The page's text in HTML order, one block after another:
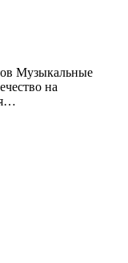
Музыкальные
на